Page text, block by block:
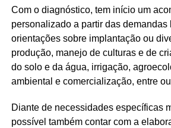
Com o diagnóstico, tem início um
personalizado a partir das demandas
orientações sobre implantação ou
produção, manejo de culturas e de
do solo e da água, irrigação,
ambiental e comercialização, entre
Diante de necessidades específicas
possível também contar com a